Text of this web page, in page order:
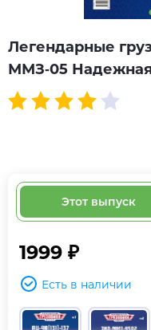
Легендарные
ММЗ-05
Этот выпуск
1999 ₽
Есть в наличии